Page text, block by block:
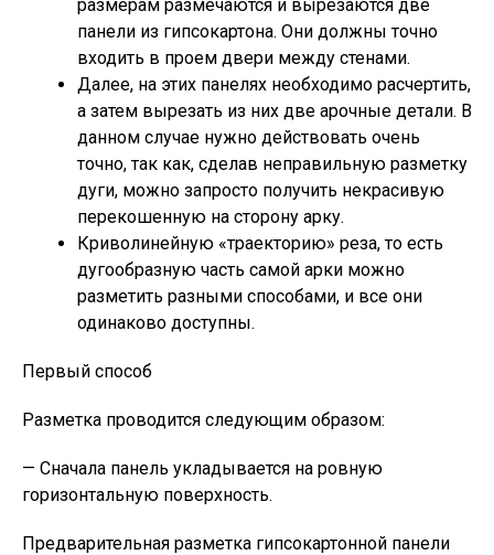
размерам размечаются и вырезаются две
панели из гипсокартона. Они должны точно
входить в проем двери между стенами.
Далее, на этих панелях необходимо расчертить,
а затем вырезать из них две арочные детали. В
данном случае нужно действовать очень
точно, так как, сделав неправильную разметку
дуги, можно запросто получить некрасивую
перекошенную на сторону арку.
Криволинейную «траекторию» реза, то есть
дугообразную часть самой арки можно
разметить разными способами, и все они
одинаково доступны.
Первый способ
Разметка проводится следующим образом:
— Сначала панель укладывается на ровную
горизонтальную поверхность.
Предварительная разметка гипсокартонной панели